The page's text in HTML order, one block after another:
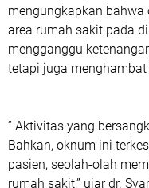
mengungkapkan
area rumah sakit pada
mengganggu
tetapi juga
‎” Aktivitas yang
Bahkan, oknum ini
pasien, seolah-olah
rumah sakit,” ujar dr.